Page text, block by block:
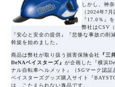
しかし、神
（2024年7
『17.0％』
弊社はCSV
『安心と安全の提供』『悲惨な事故の
斡旋を始めました。
商品は弊社が取り扱う損害保険会社 『三
DeNAベイスターズ』 が企画した『横浜
ナル自転車ヘルメット』（SGマーク認証
ベイスターズグッズ購入サイト『
は こたえられない逸品です。